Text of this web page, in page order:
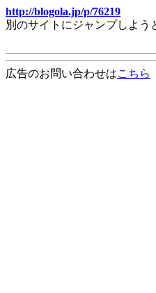
http://blogola.jp/p/76219
別のサイトにジャンプしよ
広告のお問い合わせはこちら